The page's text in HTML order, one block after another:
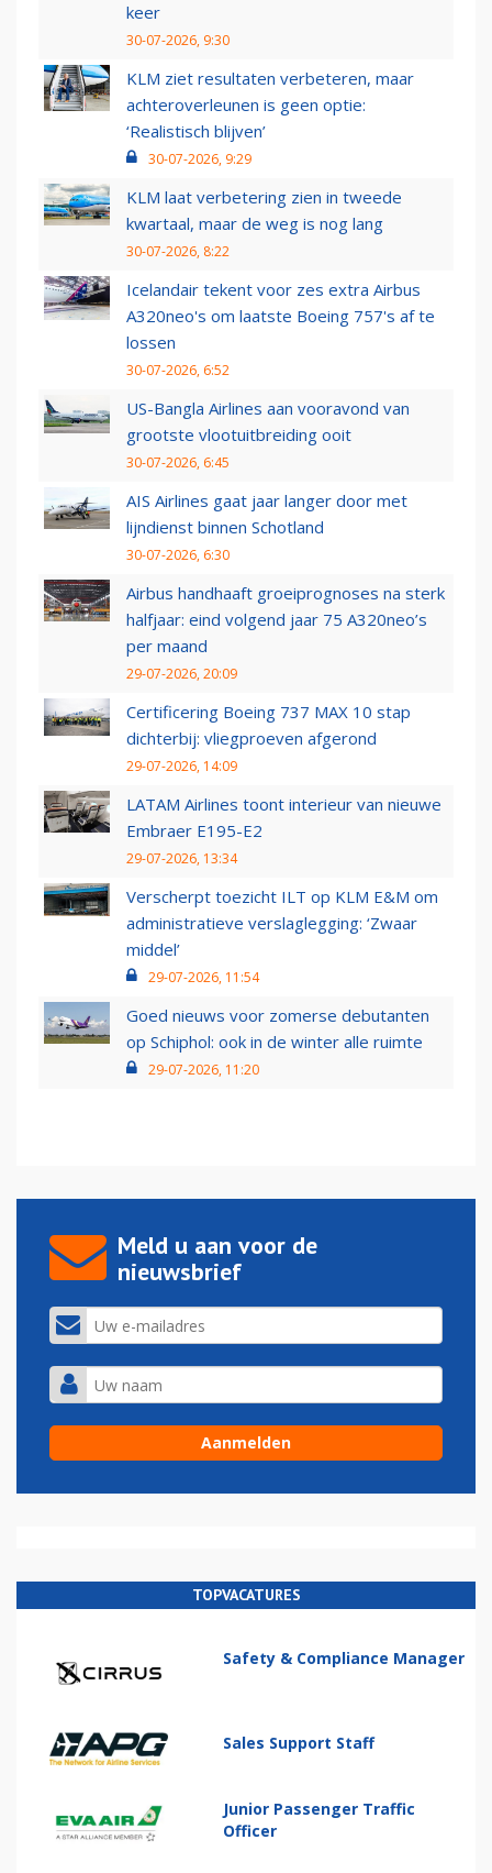
keer
30-07-2026, 9:30
KLM ziet resultaten verbeteren, maar
achteroverleunen is geen optie:
‘Realistisch blijven’
30-07-2026, 9:29
KLM laat verbetering zien in tweede
kwartaal, maar de weg is nog lang
30-07-2026, 8:22
Icelandair tekent voor zes extra Airbus
A320neo's om laatste Boeing 757's af te
lossen
30-07-2026, 6:52
US-Bangla Airlines aan vooravond van
grootste vlootuitbreiding ooit
30-07-2026, 6:45
AIS Airlines gaat jaar langer door met
lijndienst binnen Schotland
30-07-2026, 6:30
Airbus handhaaft groeiprognoses na sterk
halfjaar: eind volgend jaar 75 A320neo’s
per maand
29-07-2026, 20:09
Certificering Boeing 737 MAX 10 stap
dichterbij: vliegproeven afgerond
29-07-2026, 14:09
LATAM Airlines toont interieur van nieuwe
Embraer E195-E2
29-07-2026, 13:34
Verscherpt toezicht ILT op KLM E&M om
administratieve verslaglegging: ‘Zwaar
middel’
29-07-2026, 11:54
Goed nieuws voor zomerse debutanten
op Schiphol: ook in de winter alle ruimte
29-07-2026, 11:20
Meld u aan voor de
nieuwsbrief
TOPVACATURES
Safety & Compliance Manager
Sales Support Staff
Junior Passenger Traffic
Officer